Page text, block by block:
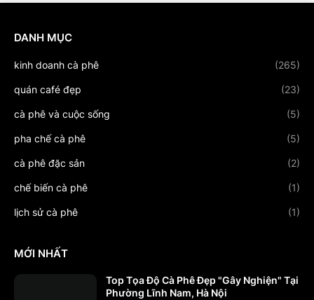
DANH MỤC
kinh doanh cà phê (265)
quán café đẹp (23)
cà phê và cuộc sống (5)
pha chế cà phê (5)
cà phê đặc sản (2)
chế biến cà phê (1)
lịch sử cà phê (1)
MỚI NHẤT
Top Tọa Độ Cà Phê Đẹp "Gây Nghiện" Tại
Phường Lĩnh Nam, Hà Nội